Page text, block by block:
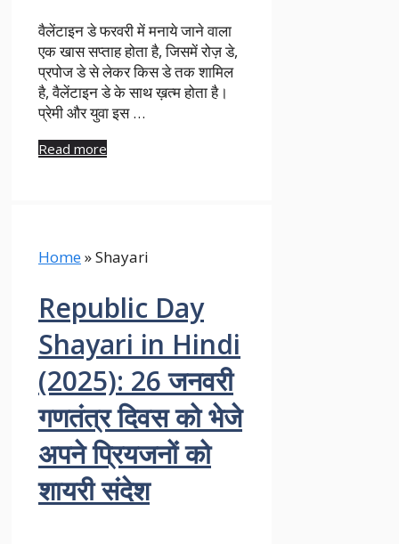
वैलेंटाइन डे फरवरी में मनाये जाने वाला
एक खास सप्ताह होता है, जिसमें रोज़ डे,
प्रपोज डे से लेकर किस डे तक शामिल
है, वैलेंटाइन डे के साथ ख़त्म होता है।
प्रेमी और युवा इस …
Read more
Home»Shayari
Republic Day
Shayari in Hindi
(2025): 26 जनवरी
गणतंत्र दिवस को भेजे
अपने प्रियजनों को
शायरी संदेश